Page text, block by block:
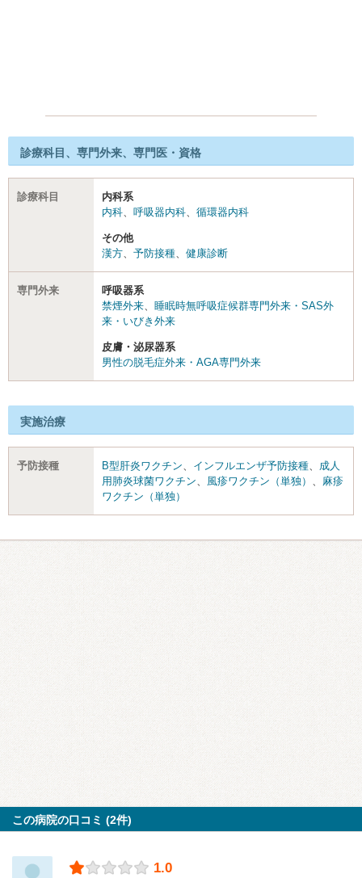
診療科目、専門外来、専門医・資格
診療科目
内科系
内科
呼吸器内科 循環器内科
その他
漢方
予防接種 健康診断
専門外来
呼吸器系
禁煙外来
睡眠時無呼吸症候群専門外来・SAS外
来・いびき外来
皮膚・泌尿器系
男性の脱毛症外来・AGA専門外来
実施治療
予防接種 B型肝炎ワクチン インフルエンザ予防接種
成人
用肺炎球菌ワクチン
風疹ワクチン（単独）
麻疹
ワクチン（単独）
この病院の口コミ (2件)
1.0